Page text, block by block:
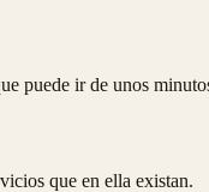
puede ir de unos
que en ella existan.